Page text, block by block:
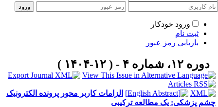
ورود خودکار
ثبت نام
بازیابی رمز عبور
دوره ۱۲، شماره ۴ - ( ۱۲-۱۴۰۴ )
الزامات کاربر محور پرونده الکترونیک
پزشکی: یک مطالعه ترکیبی